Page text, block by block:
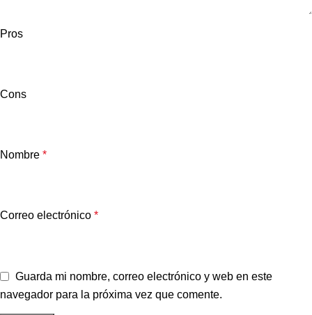
Pros
Cons
Nombre *
Correo electrónico *
Guarda mi nombre, correo electrónico y web en este
navegador para la próxima vez que comente.